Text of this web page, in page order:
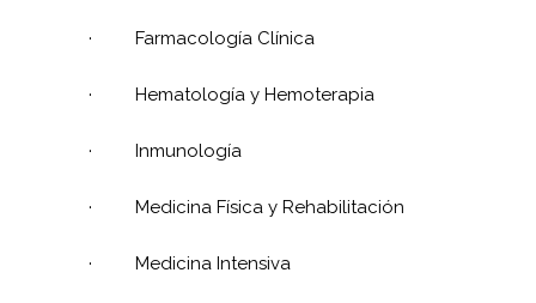
· Farmacología Clínica
· Hematología y Hemoterapia
· Inmunología
· Medicina Física y Rehabilitación
· Medicina Intensiva